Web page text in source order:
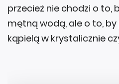
przecież nie chodzi o to,
mętną wodą, ale o to,
kąpielą w krystalicznie